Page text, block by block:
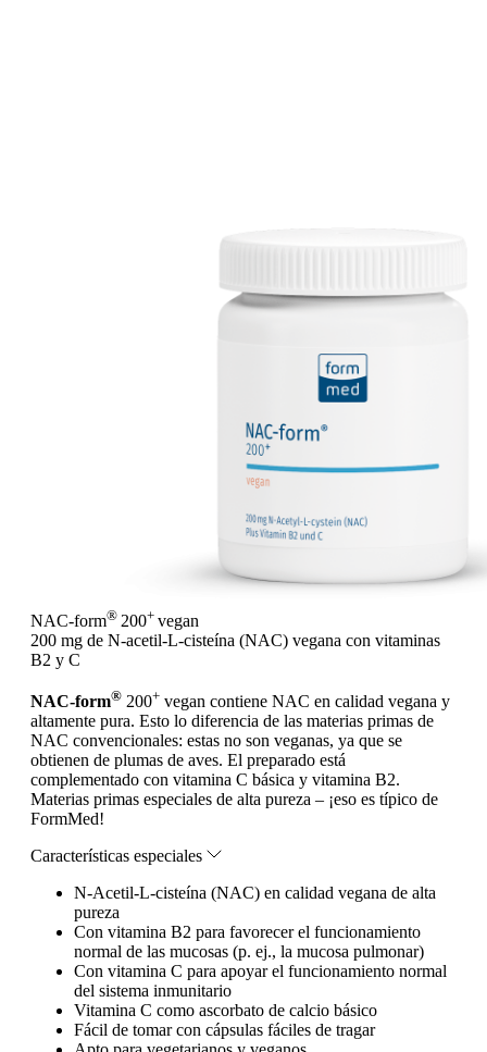
NAC-form® 200+ vegan
200 mg de N-acetil-L-cisteína (NAC) vegana con vitaminas
B2 y C
NAC-form® 200+ vegan contiene NAC en calidad vegana y
altamente pura. Esto lo diferencia de las materias primas de
NAC convencionales: estas no son veganas, ya que se
obtienen de plumas de aves. El preparado está
complementado con vitamina C básica y vitamina B2.
Materias primas especiales de alta pureza – ¡eso es típico de
FormMed!
Características especiales
N-Acetil-L-cisteína (NAC) en calidad vegana de alta
pureza
Con vitamina B2 para favorecer el funcionamiento
normal de las mucosas (p. ej., la mucosa pulmonar)
Con vitamina C para apoyar el funcionamiento normal
del sistema inmunitario
Vitamina C como ascorbato de calcio básico
Fácil de tomar con cápsulas fáciles de tragar